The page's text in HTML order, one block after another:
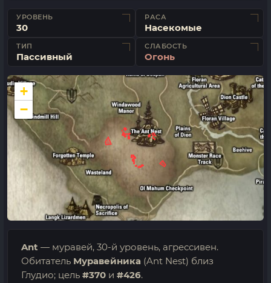
УРОВЕНЬ
30
РАСА
Насекомые
ТИП
Пассивный
СЛАБОСТЬ
Огонь
+
−
Ant — муравей, 30-й уровень, агрессивен.
Обитатель Муравейника (Ant Nest) близ
Глудио; цель #370 и #426.